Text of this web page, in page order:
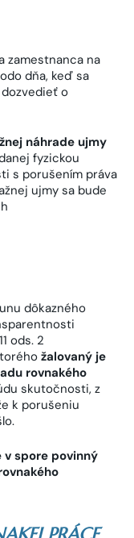
zamestnanca na
dňa, keď sa
o
náhrade ujmy
fyzickou
s porušením práva
ujmy sa bude
dôkazného
ods. 2
žalovaný je
rovnakého
skutočnosti, z
k porušeniu
spore povinný